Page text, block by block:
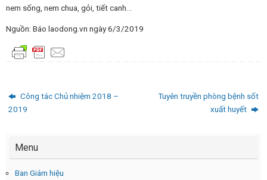
nem sống, nem chua, gỏi, tiết canh…
Nguồn: Báo laodong.vn ngày 6/3/2019
Công tác Chủ nhiệm 2018 –
2019
Tuyên truyền phòng bệnh sốt
xuất huyết
Menu
Ban Giám hiệu